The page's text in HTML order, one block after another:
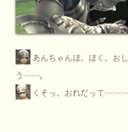
あんちゃんぼ、ぼく、お
う……。
くそっ、おれだって